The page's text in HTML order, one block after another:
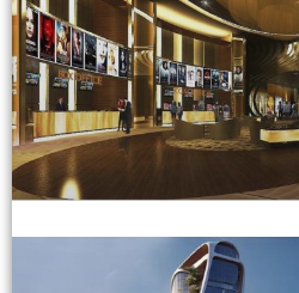
View